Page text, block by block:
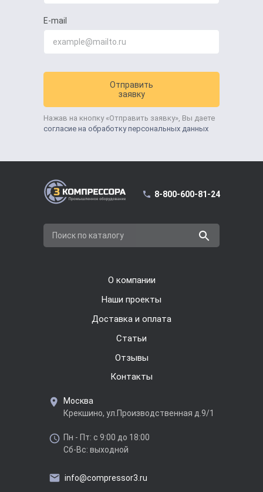
E-mail
Отправить
заявку
Нажав на кнопку «Отправить заявку», Вы даете
согласие на обработку персональных данных
8-800-600-81-24
Поиск по каталогу
О компании
Наши проекты
Доставка и оплата
Cтатьи
Отзывы
Контакты
Москва
Крекшино, ул.Производственная д.9/1
Пн - Пт: с 9:00 до 18:00
Сб-Вс: выходной
info@compressor3.ru